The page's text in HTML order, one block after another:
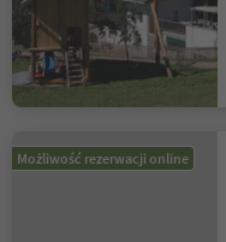
Możliwość rezerwacji online